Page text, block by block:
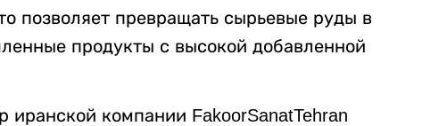
позволяет превращать сырьевые руды в
продукты с высокой добавленной
иранской компании FakoorSanatTehran